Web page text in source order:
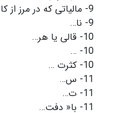
9- مالیاتی كه در مرز از
9- نا…
10- قالی یا هر…
10-
…
10- كثرت …
11- س…
11- ت…
11- با« دفت…